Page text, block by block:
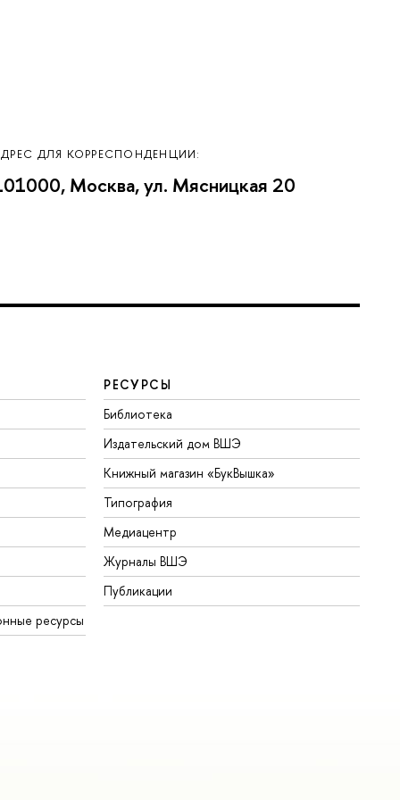
ДЛЯ КОРРЕСПОНДЕНЦИИ:
Москва, ул. Мясницкая 20
ресурсы
РЕСУРСЫ
Библиотека
Издательский дом ВШЭ
Книжный магазин «БукВышка»
Типография
Медиацентр
Журналы ВШЭ
Публикации